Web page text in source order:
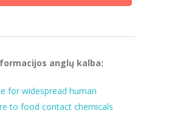
anglų kalba:
for widespread human
to food contact chemicals